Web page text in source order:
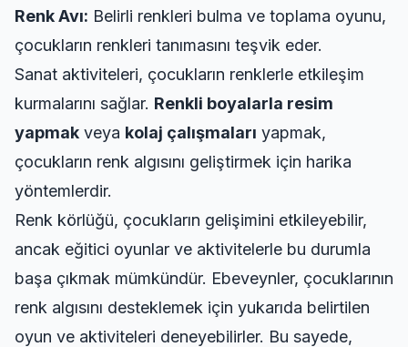
Renk Avı: Belirli renkleri bulma ve toplama oyunu,
çocukların renkleri tanımasını teşvik eder.
Sanat aktiviteleri, çocukların renklerle etkileşim
kurmalarını sağlar. Renkli boyalarla resim
yapmak veya kolaj çalışmaları yapmak,
çocukların renk algısını geliştirmek için harika
yöntemlerdir.
Renk körlüğü, çocukların gelişimini etkileyebilir,
ancak eğitici oyunlar ve aktivitelerle bu durumla
başa çıkmak mümkündür. Ebeveynler, çocuklarının
renk algısını desteklemek için yukarıda belirtilen
oyun ve aktiviteleri deneyebilirler. Bu sayede,